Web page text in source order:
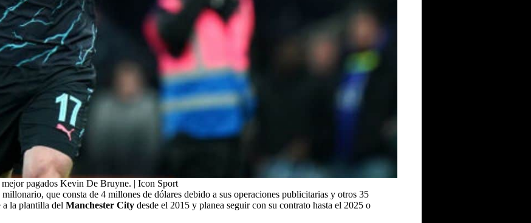
mejor pagados Kevin De Bruyne. | Icon Sport
que consta de 4 millones de dólares debido a sus operaciones publicitarias y otros 35
a la plantilla del Manchester City desde el 2015 y planea seguir con su contrato hasta el 2025 o